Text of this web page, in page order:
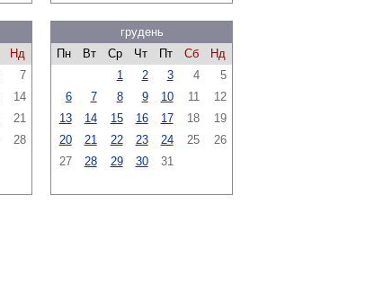
Нд
7
14
21
28
грудень
Пн
Вт Ср Чт Пт Сб
Нд
1
2 3 4
5
6
7 8 9 10 11
12
13
14 15 16 17 18
19
20
21 22 23 24 25
26
27
28 29 30 31